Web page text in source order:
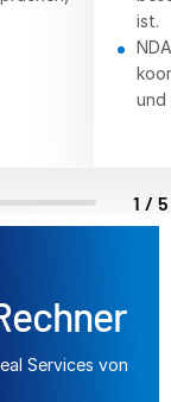
ist.
und
1/
Services von